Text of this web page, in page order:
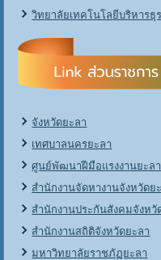
วิทยาลัยเทคโนโลยีบริหารธุ
จังหวัดยะลา
เทศบาลนครยะลา
ศูนย์พัฒนาฝีมือแรงงานยะลา
สำนักงานจัดหางานจังหวัดย
สำนักงานประกันสังคมจังหวั
สำนักงานสถิติจังหวัดยะลา
มหาวิทยาลัยราชภัฏยะลา